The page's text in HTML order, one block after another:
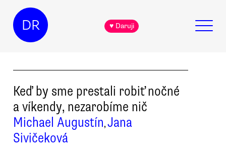
DR ♥ Daruji
Keď by sme prestali robiť nočné
a víkendy, nezarobíme nič
Michael Augustín,Jana
Sivičeková